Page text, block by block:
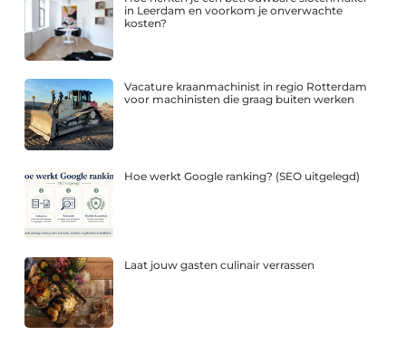
in Leerdam en voorkom je onverwachte
kosten?
Vacature kraanmachinist in regio Rotterdam
voor machinisten die graag buiten werken
Hoe werkt Google ranking? (SEO uitgelegd)
Laat jouw gasten culinair verrassen